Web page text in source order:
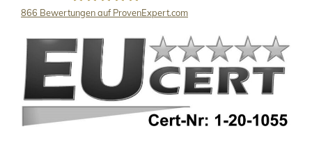
LB Detektive GmbH
866 Bewertungen auf ProvenExpert.com